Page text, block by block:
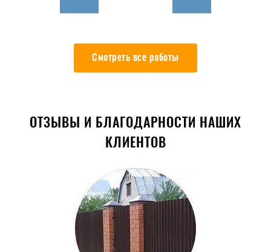
Смотреть все работы
ОТЗЫВЫ И БЛАГОДАРНОСТИ НАШИХ
КЛИЕНТОВ